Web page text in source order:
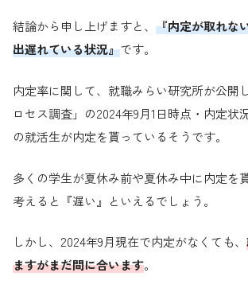
結論から申し上げますと、 『内定が取れな
出遅れている状況』です。
内定率に関して、就職みらい研究所が公開
ロセス調査」の2024年9月1日時点・内定状
の就活生が内定を貰っているそうです。
多くの学生が夏休み前や夏休み中に内定を
考えると『遅い』といえるでしょう。
しかし、2024年9月現在で内定がなくても、
ますがまだ間に合います。